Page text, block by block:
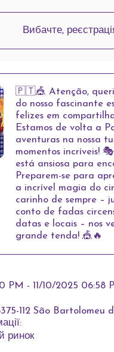
Вибачте,
🇵🇹🎪 Atenção,
do nosso fascinante
felizes em
Estamos de volta a
aventuras na nossa
momentos incríveis!
está ansiosa para
Preparem-se para
a incrível magia do
carinho de sempre –
conto de fadas
datas e locais – nos
grande tenda! 🎪🔥
PM - 11/10/2025 06:58
112 São Bartolomeu
ринок